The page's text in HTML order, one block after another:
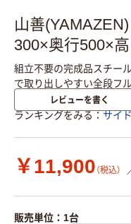
山善
300×奥行500×高
組立不要の完成品スチー
で取り出しやすい全段フ
レビューを書く
ランキングをみる サイ
￥11,900 （税込）
販売単位：1台